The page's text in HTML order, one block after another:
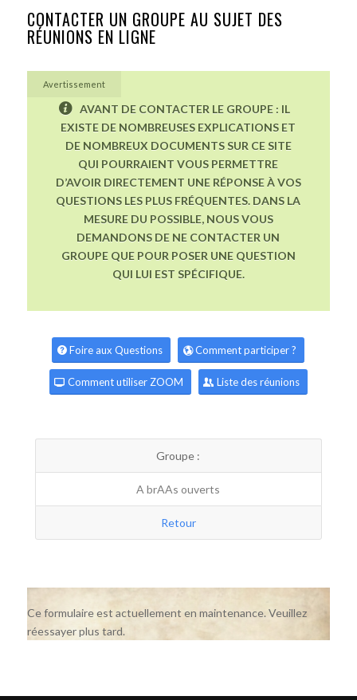
CONTACTER UN GROUPE AU SUJET DES
RÉUNIONS EN LIGNE
Avertissement
AVANT DE CONTACTER LE GROUPE : IL
EXISTE DE NOMBREUSES EXPLICATIONS ET
DE NOMBREUX DOCUMENTS SUR CE SITE
QUI POURRAIENT VOUS PERMETTRE
D’AVOIR DIRECTEMENT UNE RÉPONSE À VOS
QUESTIONS LES PLUS FRÉQUENTES. DANS LA
MESURE DU POSSIBLE, NOUS VOUS
DEMANDONS DE NE CONTACTER UN
GROUPE QUE POUR POSER UNE QUESTION
QUI LUI EST SPÉCIFIQUE.
Foire aux Questions Comment participer ?
Comment utiliser ZOOM Liste des réunions
Groupe :
A brAAs ouverts
Retour
Ce formulaire est actuellement en maintenance. Veuillez
réessayer plus tard.